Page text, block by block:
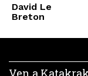
David Le
Breton
Ven a Katakrak